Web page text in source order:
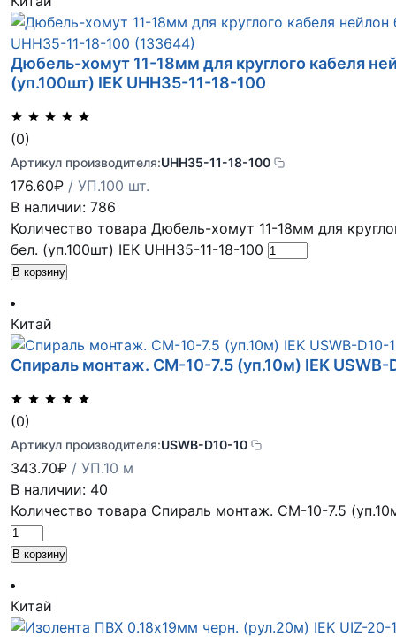
Дюбель-хомут 11-18мм для круглого кабеля
(уп.100шт) IEK UHH35-11-18-100
(0)
Артикул производителя:UHH35-11-18-100
176.60₽ / УП.100 шт.
В наличии: 786
Количество товара Дюбель-хомут 11-18мм для
бел. (уп.100шт) IEK UHH35-11-18-100
В корзину
Китай
Спираль монтаж. СМ-10-7.5 (уп.10м) IEK USWB-
(0)
Артикул производителя:USWB-D10-10
343.70₽ / УП.10 м
В наличии: 40
Количество товара Спираль монтаж. СМ-10-7.5
В корзину
Китай